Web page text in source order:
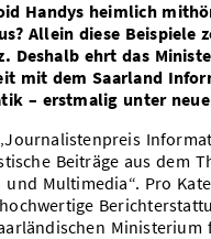
Handys heimlich
Allein diese
Deshalb ehrt das
mit dem Saarland
– erstmalig unter
Beiträge aus dem
und Multimedia“. Pro